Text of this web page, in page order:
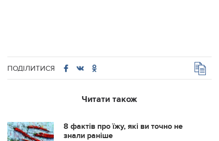
ПОДІЛИТИСЯ
Читати також
8 фактів про їжу, які ви точно не
знали раніше